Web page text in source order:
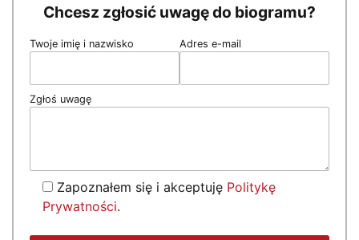
Chcesz zgłosić uwagę do biogramu?
Twoje imię i nazwisko Adres e-mail
Zgłoś uwagę
Zapoznałem się i akceptuję Politykę
Prywatności.